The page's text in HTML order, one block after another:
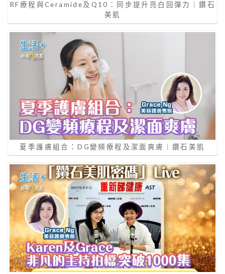
RF療程與Ceramide及Q10：同步提升亮白回彈力｜鑽石
美肌
夏季護膚組合：DG變頻療程及潔面爽膚｜鑽石美肌